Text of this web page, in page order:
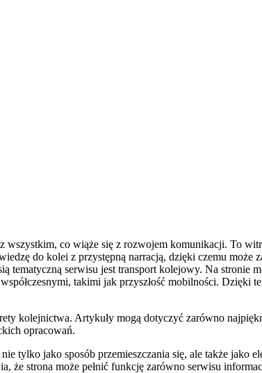
co wiąże się z rozwojem komunikacji. To
do kolei z przystępną narracją, dzięki czemu
tematyczną serwisu jest transport kolejowy. Na stronie
takimi jak przyszłość mobilności.
kolejnictwa. Artykuły mogą dotyczyć zarówno
opracowań.
tylko jako sposób przemieszczania się, ale także
że strona może pełnić funkcję zarówno serwisu